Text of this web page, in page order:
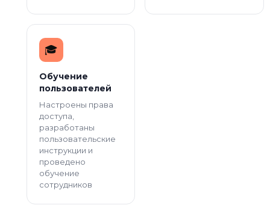
🎓️
Обучение
пользователей
Настроены права
доступа,
разработаны
пользовательские
инструкции и
проведено
обучение
сотрудников